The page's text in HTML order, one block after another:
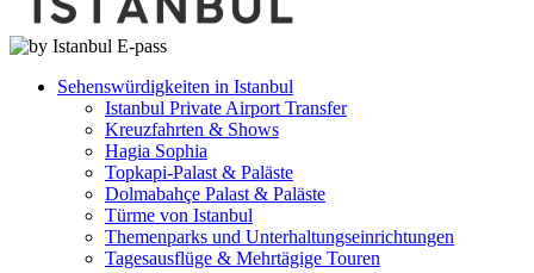
Sehenswürdigkeiten in Istanbul
Istanbul Private Airport Transfer
Kreuzfahrten & Shows
Hagia Sophia
Topkapi-Palast & Paläste
Dolmabahçe Palast & Paläste
Türme von Istanbul
Themenparks und Unterhaltungseinrichtungen
Tagesausflüge & Mehrtägige Touren